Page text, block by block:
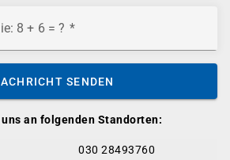
an folgenden Standorten:
030 28493760
8 + 6 = ?
SENDEN